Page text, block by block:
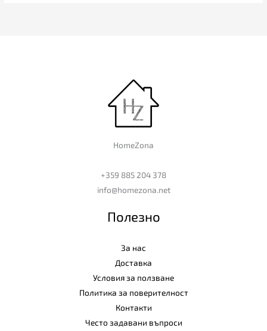
HomeZona
+359 885 204 378
info@homezona.net
Полезно
За нас
Доставка
Условия за ползване
Политика за поверителност
Контакти
Често задавани въпроси